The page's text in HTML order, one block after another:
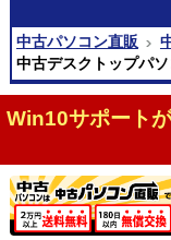
中古パソコン直販
中古デスクトップパ
Win10サポート